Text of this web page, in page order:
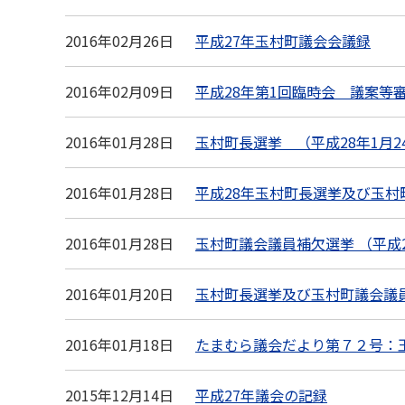
2016年02月26日 平成27年玉村町議会会議録
2016年02月09日 平成28年第1回臨時会 議案等
2016年01月28日 玉村町長選挙 （平成28年1月
2016年01月28日 平成28年玉村町長選挙及び玉
2016年01月28日 玉村町議会議員補欠選挙 （平
2016年01月20日 玉村町長選挙及び玉村町議会議
2016年01月18日 たまむら議会だより第７２号：
2015年12月14日 平成27年議会の記録